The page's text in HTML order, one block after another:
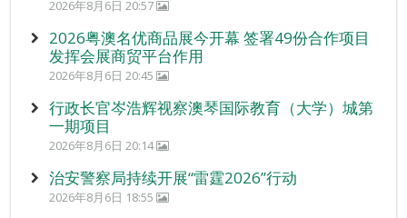
2026年8月6日 20:57
2026粤澳名优商品展今开幕 签署49份合作项目
发挥会展商贸平台作用
2026年8月6日 20:45
行政长官岑浩辉视察澳琴国际教育（大学）城第
一期项目
2026年8月6日 20:14
治安警察局持续开展“雷霆2026”行动
2026年8月6日 18:55